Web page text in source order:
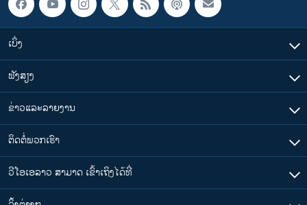
ເບິ່ງ
ຟັງສຽງ
ຂ່າວແລະລາຍງານ
ຕິດຕໍ່ພວກເຮົາ
ວີໂອເອລາວ ສາມາດ ເຂົ້າເຖິງໄດ້ທີ່